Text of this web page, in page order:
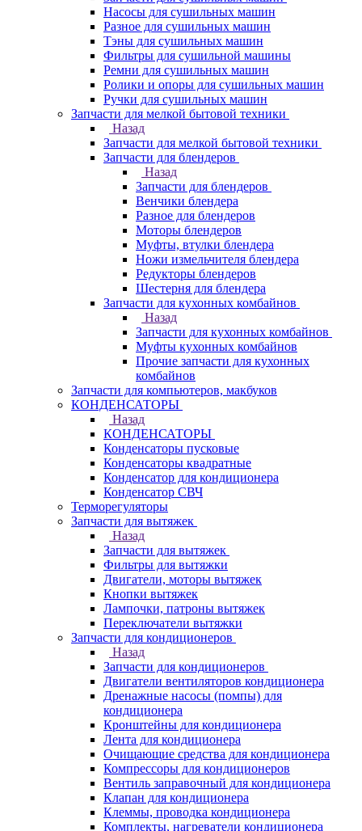
Насосы для сушильных машин
Разное для сушильных машин
Тэны для сушильных машин
Фильтры для сушильной машины
Ремни для сушильных машин
Ролики и опоры для сушильных машин
Ручки для сушильных машин
Запчасти для мелкой бытовой техники
Назад
Запчасти для мелкой бытовой техники
Запчасти для блендеров
Назад
Запчасти для блендеров
Венчики блендера
Разное для блендеров
Моторы блендеров
Муфты, втулки блендера
Ножи измельчителя блендера
Редукторы блендеров
Шестерня для блендера
Запчасти для кухонных комбайнов
Назад
Запчасти для кухонных комбайнов
Муфты кухонных комбайнов
Прочие запчасти для кухонных
комбайнов
Запчасти для компьютеров, макбуков
КОНДЕНСАТОРЫ
Назад
КОНДЕНСАТОРЫ
Конденсаторы пусковые
Конденсаторы квадратные
Конденсатор для кондиционера
Конденсатор СВЧ
Терморегуляторы
Запчасти для вытяжек
Назад
Запчасти для вытяжек
Фильтры для вытяжки
Двигатели, моторы вытяжек
Кнопки вытяжек
Лампочки, патроны вытяжек
Переключатели вытяжки
Запчасти для кондиционеров
Назад
Запчасти для кондиционеров
Двигатели вентиляторов кондиционера
Дренажные насосы (помпы) для
кондиционера
Кронштейны для кондиционера
Лента для кондиционера
Очищающие средства для кондиционера
Компрессоры для кондиционеров
Вентиль заправочный для кондиционера
Клапан для кондиционера
Клеммы, проводка кондиционера
Комплекты, нагреватели кондиционера